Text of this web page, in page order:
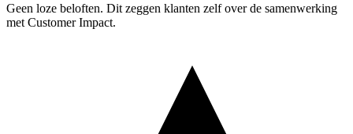
Geen loze beloften. Dit zeggen klanten zelf over de samenwerking
met Customer Impact.